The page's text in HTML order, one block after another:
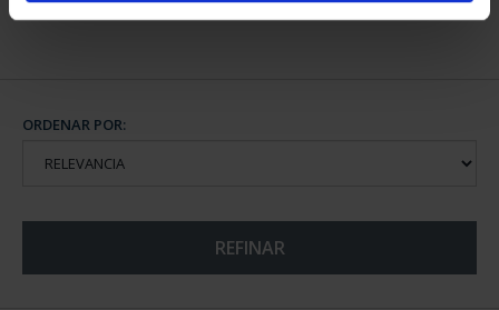
ORDENAR POR:
REFINAR